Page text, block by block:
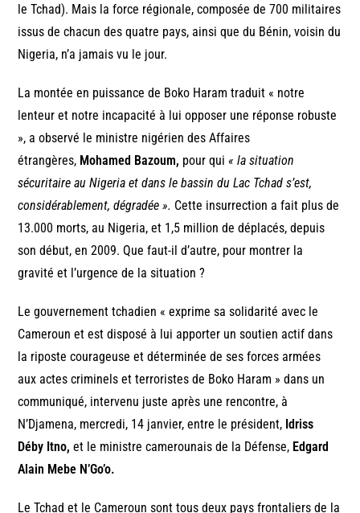
le Tchad). Mais la force régionale, composée de 700 militaires
issus de chacun des quatre pays, ainsi que du Bénin, voisin du
Nigeria, n’a jamais vu le jour.
La montée en puissance de Boko Haram traduit « notre
lenteur et notre incapacité à lui opposer une réponse robuste
», a observé le ministre nigérien des Affaires
étrangères, Mohamed Bazoum, pour qui« la situation
sécuritaire au Nigeria et dans le bassin du Lac Tchad s’est,
considérablement, dégradée ». Cette insurrection a fait plus de
13.000 morts, au Nigeria, et 1,5 million de déplacés, depuis
son début, en 2009. Que faut-il d’autre, pour montrer la
gravité et l’urgence de la situation ?
Le gouvernement tchadien « exprime sa solidarité avec le
Cameroun et est disposé à lui apporter un soutien actif dans
la riposte courageuse et déterminée de ses forces armées
aux actes criminels et terroristes de Boko Haram » dans un
communiqué, intervenu juste après une rencontre, à
N’Djamena, mercredi, 14 janvier, entre le président, Idriss
Déby Itno,et le ministre camerounais de la Défense, Edgard
Alain Mebe N’Go’o.
Le Tchad et le Cameroun sont tous deux pays frontaliers de la